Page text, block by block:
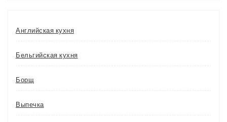
Английская кухня
Бельгийская кухня
Борщ
Выпечка